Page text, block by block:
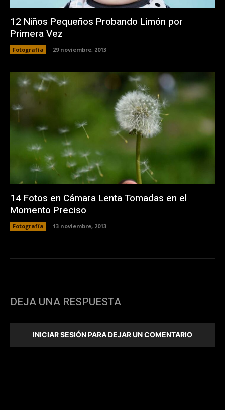
12 Niños Pequeños Probando Limón por
Primera Vez
Fotografía 29 noviembre, 2013
14 Fotos en Cámara Lenta Tomadas en el
Momento Preciso
Fotografía 13 noviembre, 2013
DEJA UNA RESPUESTA
INICIAR SESIÓN PARA DEJAR UN COMENTARIO